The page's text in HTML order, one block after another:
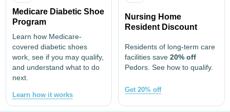
Medicare Diabetic Shoe
Program
Learn how Medicare-
covered diabetic shoes
work, see if you may qualify,
and understand what to do
next.
Learn how it works
Nursing Home
Resident Discount
Residents of long-term care
facilities save 20% off
Pedors. See how to qualify.
Get 20% off